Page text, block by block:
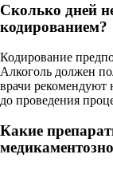
Сколько дней
кодированием?
Кодирование
Алкоголь должен
врачи рекомендуют
до проведения
Какие